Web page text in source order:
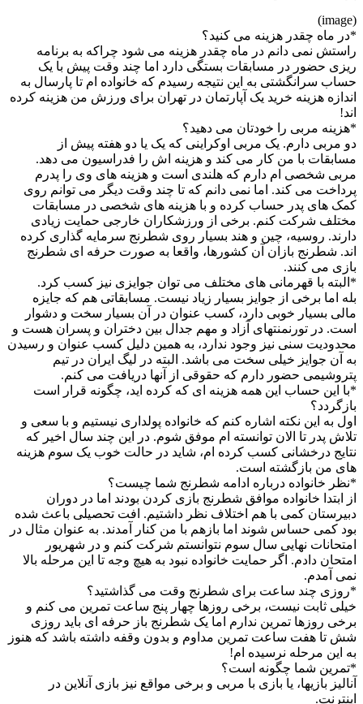
(image)
*در ماه چقدر هزینه می کنید؟
راستش نمی دانم در ماه چقدر هزینه می شود چراکه به برنامه
ریزی حضور در مسابقات بستگی دارد اما چند وقت پیش با یک
حساب سرانگشتی به این نتیجه رسیدم که خانواده ام تا پارسال به
اندازه هزینه خرید یک آپارتمان در تهران برای ورزش من هزینه کرده
اند!
*هزینه مربی را خودتان می دهید؟
دو مربی دارم. یک مربی اوکراینی که یک یا دو هفته پیش از
مسابقات با من کار می کند و هزینه اش را فدراسیون می دهد.
مربی شخصی ام دارم که هلندی است و هزینه های وی را پدرم
پرداخت می کند. اما نمی دانم که تا چند وقت دیگر می توانم روی
کمک های پدر حساب کرده و با هزینه های شخصی در مسابقات
مختلف شرکت کنم. برخی از ورزشکاران خارجی حمایت زیادی
دارند. روسیه، چین و هند بسیار روی شطرنج سرمایه گذاری کرده
اند. شطرنج بازان آن کشورها، واقعا به صورت حرفه ای شطرنج
بازی می کنند.
*البته با قهرمانی های مختلف می توان جوایزی نیز کسب کرد.
بله اما برخی از جوایز بسیار زیاد نیست. مسابقاتی هم که جایزه
مالی بسیار خوبی دارد، کسب عنوان در آن بسیار سخت و دشوار
است. در تورنمنتهای آزاد و مهم جدال بین دختران و پسران هست و
محدودیت سنی نیز وجود ندارد، به همین دلیل کسب عنوان و رسیدن
به آن جوایز خیلی سخت می باشد. البته در لیگ ایران در تیم
پتروشیمی حضور دارم که حقوقی از آنها دریافت می کنم.
*با این حساب این همه هزینه ای که کرده اید، چگونه قرار است
بازگردد؟
اول به این نکته اشاره کنم که خانواده پولداری نیستیم و با سعی و
تلاش پدر تا الان توانسته ام موفق شوم. در این چند سال اخیر که
نتایج درخشانی کسب کرده ام، شاید در حالت خوب یک سوم هزینه
های من بازگشته است.
*نظر خانواده درباره ادامه شطرنج شما چیست؟
از ابتدا خانواده موافق شطرنج بازی کردن بودند اما در دوران
دبیرستان کمی با هم اختلاف نظر داشتیم. افت تحصیلی باعث شده
بود کمی حساس شوند اما بازهم با من کنار آمدند. به عنوان مثال در
امتحانات نهایی سال سوم نتوانستم شرکت کنم و در شهریور
امتحان دادم. اگر حمایت خانواده نبود به هیچ وجه تا این مرحله بالا
نمی آمدم.
*روزی چند ساعت برای شطرنج وقت می گذاشتید؟
خیلی ثابت نیست، برخی روزها چهار پنج ساعت تمرین می کنم و
برخی روزها تمرین ندارم اما یک شطرنج باز حرفه ای باید روزی
شش تا هفت ساعت تمرین مداوم و بدون وقفه داشته باشد که هنوز
به این مرحله نرسیده ام!
*تمرین شما چگونه است؟
آنالیز بازیها، یا بازی با مربی و برخی مواقع نیز بازی آنلاین در
اینترنت.